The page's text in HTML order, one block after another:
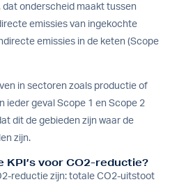
dat onderscheid maakt tussen
emissies van ingekochte
emissies in de keten (Scope
in sectoren zoals productie of
ieder geval Scope 1 en Scope 2
dit de gebieden zijn waar de
zijn.
voor CO2-reductie?
reductie zijn: totale CO2-uitstoot